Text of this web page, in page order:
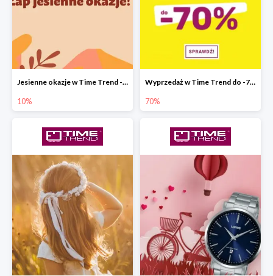
Jesienne okazje w Time Trend -10%
10%
Wyprzedaż w Time Trend do -70%
70%